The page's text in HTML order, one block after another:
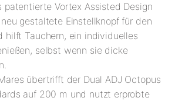
patentierte Vortex Assisted Design
neu gestaltete Einstellknopf für den
hilft Tauchern, ein individuelles
selbst wenn sie dicke
übertrifft der Dual ADJ Octopus
auf 200 m und nutzt erprobte